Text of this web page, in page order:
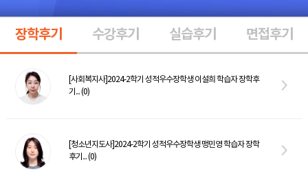
장학후기 수강후기 실습후기 면접후기
[사회복지사]2024-2학기 성적우수장학생 이설희 학습자 장학후
기... (0)
[청소년지도사]2024-2학기 성적우수장학생 맹민영 학습자 장학
후기... (0)